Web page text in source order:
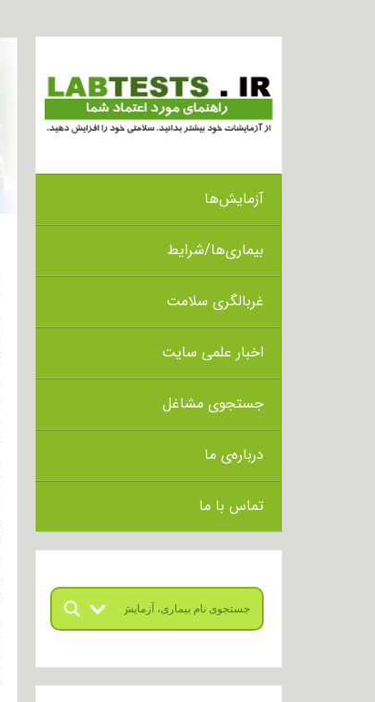
آزمایش‌ها
بیماری‌ها/شرایط
غربالگری سلامت
اخبار علمی سایت
جستجوی مشاغل
درباره‌ی ما
تماس با ما